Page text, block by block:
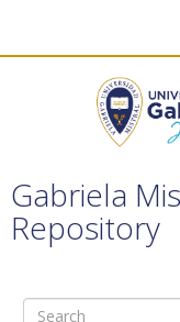
Gabriela
Repository